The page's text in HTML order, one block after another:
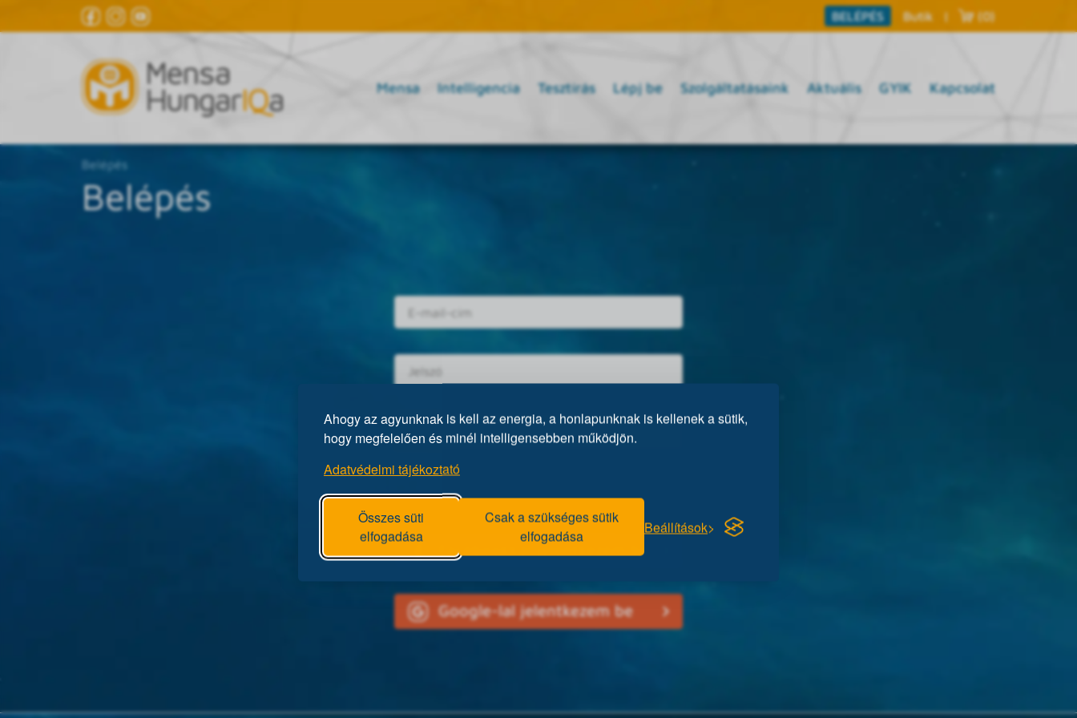
Ahogy az agyunknak is kell az energia, a honlapunknak is kellenek a sütik,
hogy megfelelően és minél intelligensebben működjön.
Adatvédelmi tájékoztató
Összes süti
elfogadása
Csak a szükséges sütik
elfogadása
Beállítások
BELÉPÉS Butik | (0)
Mensa Intelligencia Tesztírás Lépj be Szolgáltatásaink Aktuális GYIK Kapcsolat
Belépés
Belépés
Facebookkal jelentkezem be
Google-lal jelentkezem be